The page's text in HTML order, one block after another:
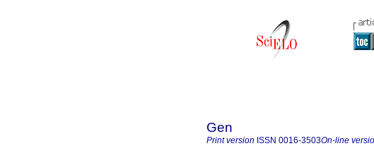
Gen
Print version ISSN 0016-3503On-line